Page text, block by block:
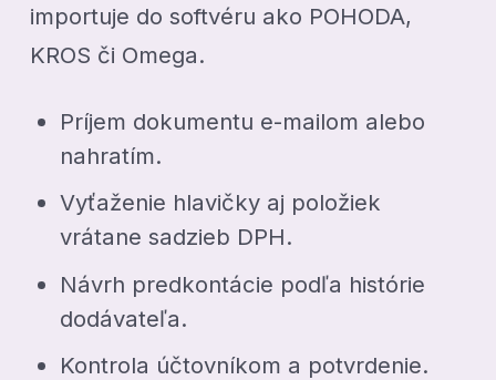
importuje do softvéru ako POHODA,
KROS či Omega.
Príjem dokumentu e-mailom alebo
nahratím.
Vyťaženie hlavičky aj položiek
vrátane sadzieb DPH.
Návrh predkontácie podľa histórie
dodávateľa.
Kontrola účtovníkom a potvrdenie.